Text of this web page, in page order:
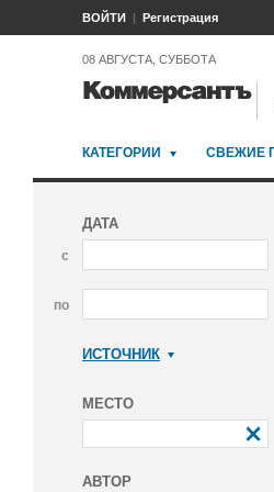
ВОЙТИ Регистрация
08 АВГУСТА, СУББОТА
КАТЕГОРИИ СВЕЖИЕ
ДАТА
с
по
ИСТОЧНИК
МЕСТО
АВТОР